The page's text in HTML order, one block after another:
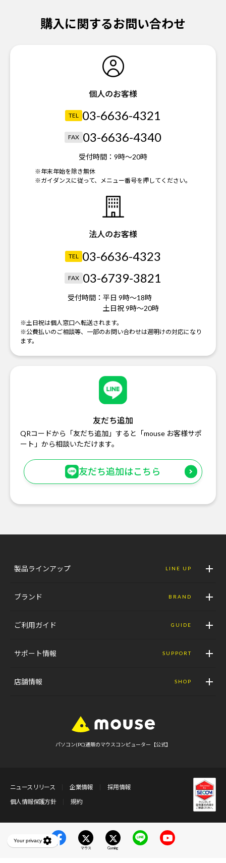
購入に関するお問い合わせ
個人のお客様
TEL 03-6636-4321
FAX 03-6636-4340
受付時間： 9時～20時
※年末年始を除き無休
※ガイダンスに従って、メニュー番号を押してください。
法人のお客様
TEL 03-6636-4323
FAX 03-6739-3821
受付時間： 平日 9時～18時
土日祝 9時～20時
※土日祝は個人窓口へ転送されます。
※公費払いのご相談等、一部のお問い合わせは週明けの対応になり
ます。
友だち追加
QRコードから「友だち追加」すると「mouse お客様サポ
ート」から相談いただけます。
友だち追加はこちら
製品ラインアップ LINE UP
ブランド BRAND
ご利用ガイド GUIDE
サポート情報 SUPPORT
店舗情報 SHOP
パソコン(PC)通販のマウスコンピューター【公式】
ニュースリリース 企業情報
採用情報
個人情報保護方針
規約
マウス Gaming